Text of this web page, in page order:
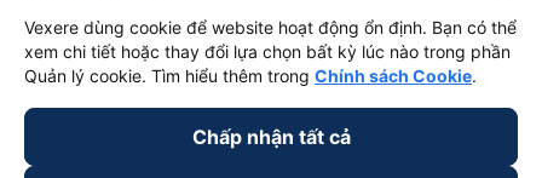
Vexere dùng cookie để website hoạt động ổn định. Bạn có thể
xem chi tiết hoặc thay đổi lựa chọn bất kỳ lúc nào trong phần
Quản lý cookie. Tìm hiểu thêm trong Chính sách Cookie.
Chấp nhận tất cả